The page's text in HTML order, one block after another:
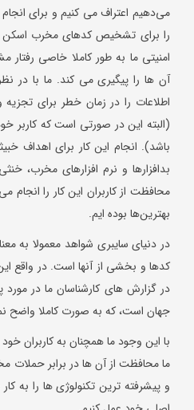
می‌دهیم اعتراف می کنیم و برای
را برای تشخیص کدهای مخرب اسکن
امنیتی ما به طور کاملا خاصی
آن ها را پیگیری می کند. ما با در
اطلاعات را در زمان خطر برای
(البته این در صورتی است که کاربر
باشد). انجام این کار برای اهداف
بدافزارها و نرم افزارهای مخرب،
محافظت از کاربران این کار را
بهترین‌ها بوده ایم.
در دنیای سایبری شواهد معمولا به
کدها و بخشی از آنها است. در واقع
در گزارش های کارشناسان ما در مورد
جهان است، که به صورت کاملا واضح
با این وجود ما همچنان به کاربران
ما محافظت از آن ها در برابر
و پیشرفته ترین تکنولوژی ها را به